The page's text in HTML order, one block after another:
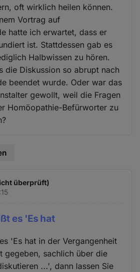
oft wirklich heilen können.
Vortrag auf
hatte ich erwartet, dass er
ist. Stattdessen gab es
Halbwissen zu hören.
die Diskussion so abrupt nach
beendet wurde. Oder war das
gewollt, weil die Fragen
Homöopathie-Befürworter zu
überprüft)
es 'Es hat
'Es hat in der Vergangenheit
gegeben, sachlich über die
...', dann lassen Sie